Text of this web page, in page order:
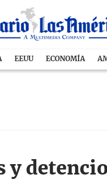
EEUU ECONOMÍA